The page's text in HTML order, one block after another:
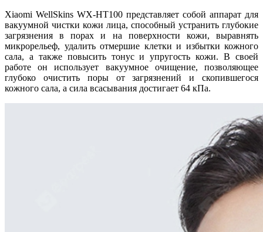
Xiaomi WellSkins WX-HT100 представляет собой аппарат для
вакуумной чистки кожи лица, способный устранить глубокие
загрязнения в порах и на поверхности кожи, выравнять
микрорельеф, удалить отмершие клетки и избытки кожного
сала, а также повысить тонус и упругость кожи. В своей
работе он использует вакуумное очищение, позволяющее
глубоко очистить поры от загрязнений и скопившегося
кожного сала, а сила всасывания достигает 64 кПа.